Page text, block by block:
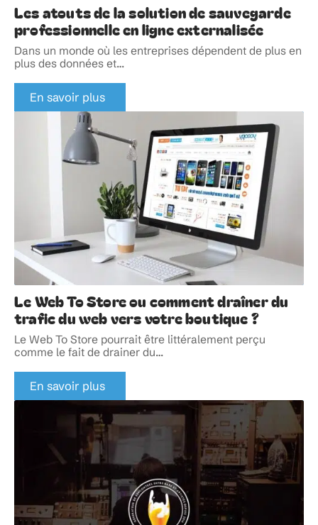
Les atouts de la solution de sauvegarde
professionnelle en ligne externalisée
Dans un monde où les entreprises dépendent de plus en
plus des données et…
En savoir plus
Le Web To Store ou comment draîner du
trafic du web vers votre boutique ?
Le Web To Store pourrait être littéralement perçu
comme le fait de drainer du…
En savoir plus